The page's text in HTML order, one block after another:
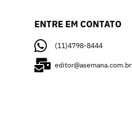
ENTRE EM CONTATO
(11)4798-8444
editor@asemana.com.br